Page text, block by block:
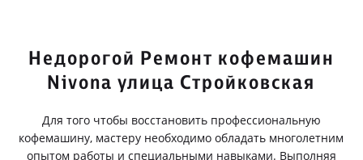
Недорогой Ремонт кофемашин
Nivona улица Стройковская
Для того чтобы восстановить профессиональную
кофемашину, мастеру необходимо обладать многолетним
опытом работы и специальными навыками. Выполняя